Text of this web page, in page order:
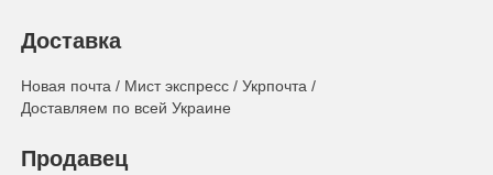
Доставка
Новая почта / Мист экспресс / Укрпочта /
Доставляем по всей Украине
Продавец